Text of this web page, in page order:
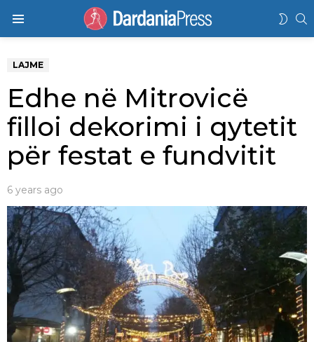
LAJME
Edhe në Mitrovicë
filloi dekorimi i qytetit
për festat e fundvitit
6 years ago